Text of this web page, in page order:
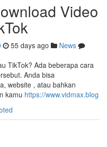
Video
55 days ago
News
TikTok? Ada beberapa cara
Anda bisa
website , atau bahkan
kamu https://www.vidmax.blog